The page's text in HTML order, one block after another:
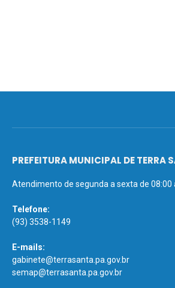
PREFEITURA MUNICIPAL DE TERRA
Atendimento de segunda a sexta de 08:00
Telefone:
(93) 3538-1149
E-mails:
gabinete@terrasanta.pa.gov.br
semap@terrasanta.pa.gov.br